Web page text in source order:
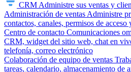
CRM Administre sus ventas y
Administración de ventas Administre
contactos, canales, permisos de acceso
Centro de contacto Comunicaciones
CRM, widget del sitio web, chat en
telefonía, correo electrónico
Colaboración de equipo de ventas
tareas, calendario, almacenamiento de